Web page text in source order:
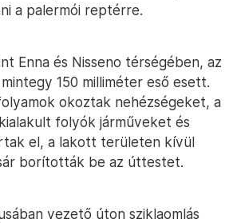
a palermói reptérre.
Enna és Nisseno térségében, az
150 milliméter eső esett.
okoztak nehézségeket, a
folyók járműveket és
el, a lakott területen kívül
borították be az úttestet.
vezető úton sziklaomlás